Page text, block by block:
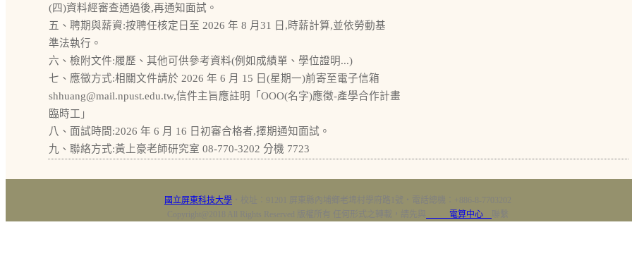
(四)資料經審查通過後,再通知面試。
五、聘期與薪資:按聘任核定日至 2026 年 8 月31 日,時薪計算,並依勞動基
準法執行。
六、檢附文件:履歷、其他可供參考資料(例如成績單、學位證明...)
七、應徵方式:相關文件請於 2026 年 6 月 15 日(星期一)前寄至電子信箱
shhuang@mail.npust.edu.tw,信件主旨應註明「OOO(名字)應徵-產學合作計畫
臨時工」
八、面試時間:2026 年 6 月 16 日初審合格者,擇期通知面試。
九、聯絡方式:黃上豪老師研究室 08-770-3202 分機 7723
國立屏東科技大學
電算中心